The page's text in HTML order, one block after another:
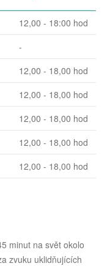
12,00 - 18:00 hod
-
12,00 - 18,00 hod
12,00 - 18,00 hod
12,00 - 18,00 hod
12,00 - 18,00 hod
12,00 - 18,00 hod
minut na svět okolo
zvuku uklidňujících